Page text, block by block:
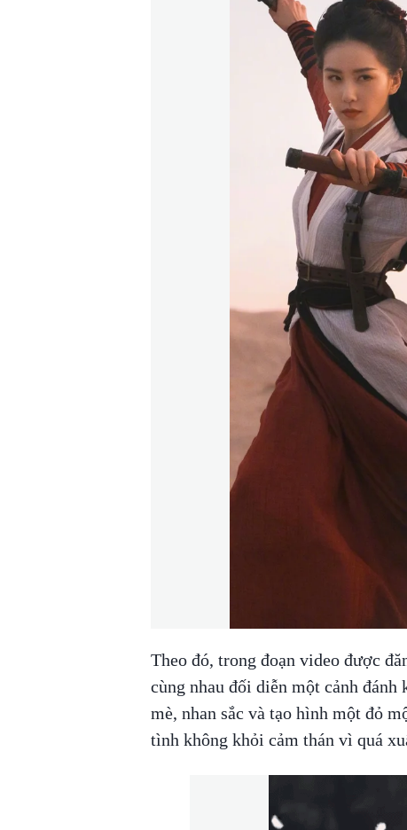
Theo đó, trong đoạn video được
cùng nhau đối diễn một cảnh
mè, nhan sắc và tạo hình một đỏ
tình không khỏi cảm thán vì quá